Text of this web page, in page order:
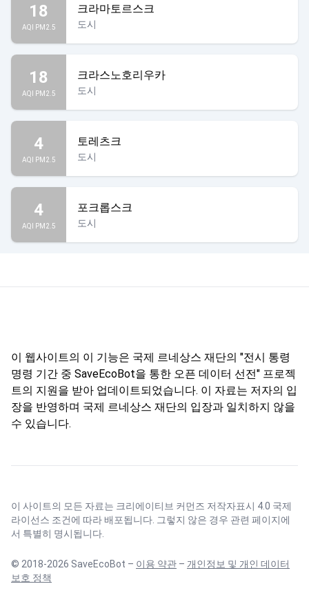
18
AQI PM2.5
크라마토르스크
도시
18
AQI PM2.5
크라스노호리우카
도시
4
AQI PM2.5
토레츠크
도시
4
AQI PM2.5
포크롭스크
도시
이 웹사이트의 이 기능은 국제 르네상스 재단의 "전시 통령
명령 기간 중 SaveEcoBot을 통한 오픈 데이터 선전" 프로젝
트의 지원을 받아 업데이트되었습니다. 이 자료는 저자의 입
장을 반영하며 국제 르네상스 재단의 입장과 일치하지 않을
수 있습니다.
이 사이트의 모든 자료는 크리에이티브 커먼즈 저작자표시 4.0 국제
라이선스 조건에 따라 배포됩니다. 그렇지 않은 경우 관련 페이지에
서 특별히 명시됩니다.
© 2018-2026 SaveEcoBot – 이용 약관 – 개인정보 및 개인 데이터
보호 정책